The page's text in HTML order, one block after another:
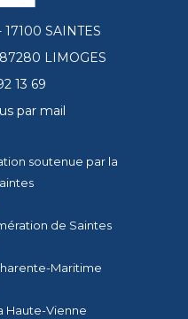
SAINTES
LIMOGES
13 69
par mail
soutenue par la
de Saintes
Maritime
Haute-Vienne